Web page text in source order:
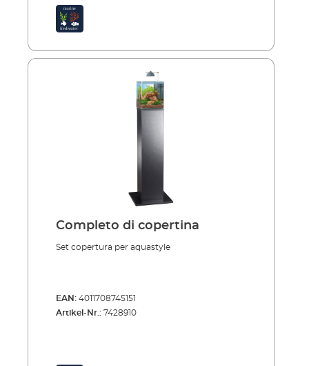
Completo di copertina
Set copertura per aquastyle
EAN: 4011708745151
Artikel-Nr.: 7428910